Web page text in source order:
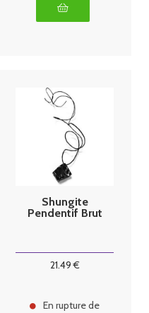
Shungite
Pendentif Brut
21.49€
En rupture de